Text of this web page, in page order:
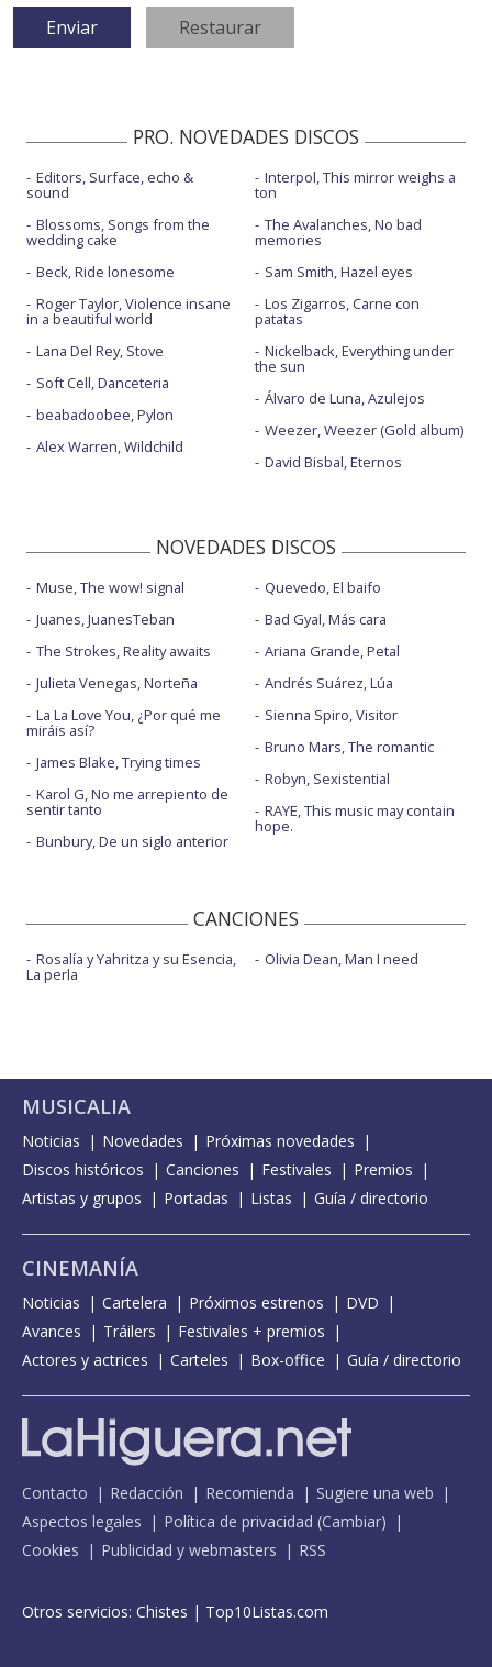
PRO. NOVEDADES DISCOS
Editors, Surface, echo &
sound
Blossoms, Songs from the
wedding cake
Beck, Ride lonesome
Roger Taylor, Violence insane
in a beautiful world
Lana Del Rey, Stove
Soft Cell, Danceteria
beabadoobee, Pylon
Alex Warren, Wildchild
Interpol, This mirror weighs a
ton
The Avalanches, No bad
memories
Sam Smith, Hazel eyes
Los Zigarros, Carne con
patatas
Nickelback, Everything under
the sun
Álvaro de Luna, Azulejos
Weezer, Weezer (Gold album)
David Bisbal, Eternos
NOVEDADES DISCOS
Muse, The wow! signal
Juanes, JuanesTeban
The Strokes, Reality awaits
Julieta Venegas, Norteña
La La Love You, ¿Por qué me
miráis así?
James Blake, Trying times
Karol G, No me arrepiento de
sentir tanto
Bunbury, De un siglo anterior
Quevedo, El baifo
Bad Gyal, Más cara
Ariana Grande, Petal
Andrés Suárez, Lúa
Sienna Spiro, Visitor
Bruno Mars, The romantic
Robyn, Sexistential
RAYE, This music may contain
hope.
CANCIONES
Rosalía y Yahritza y su Esencia,
La perla
Olivia Dean, Man I need
MUSICALIA
Noticias Novedades
Próximas novedades
Discos históricos
Canciones Festivales
Premios
Artistas y grupos
Portadas Listas Guía / directorio
CINEMANÍA
Noticias Cartelera Próximos estrenos
DVD
Avances
Tráilers
Festivales + premios
Actores y actrices
Carteles Box-office Guía / directorio
Contacto Redacción Recomienda
Sugiere una web
Aspectos legales
Política de privacidad (Cambiar)
Cookies
Publicidad y webmasters RSS
Otros servicios: Chistes | Top10Listas.com